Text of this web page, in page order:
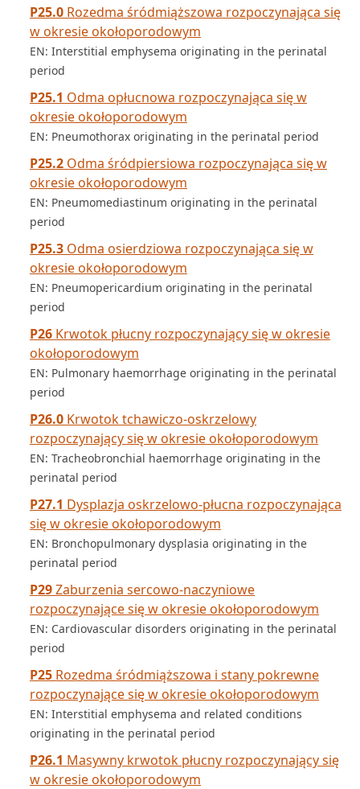
P25.0 Rozedma śródmiąższowa rozpoczynająca się
w okresie okołoporodowym
EN: Interstitial emphysema originating in the perinatal
period
P25.1 Odma opłucnowa rozpoczynająca się w
okresie okołoporodowym
EN: Pneumothorax originating in the perinatal period
P25.2 Odma śródpiersiowa rozpoczynająca się w
okresie okołoporodowym
EN: Pneumomediastinum originating in the perinatal
period
P25.3 Odma osierdziowa rozpoczynająca się w
okresie okołoporodowym
EN: Pneumopericardium originating in the perinatal
period
P26 Krwotok płucny rozpoczynający się w okresie
okołoporodowym
EN: Pulmonary haemorrhage originating in the perinatal
period
P26.0 Krwotok tchawiczo-oskrzelowy
rozpoczynający się w okresie okołoporodowym
EN: Tracheobronchial haemorrhage originating in the
perinatal period
P27.1 Dysplazja oskrzelowo-płucna rozpoczynająca
się w okresie okołoporodowym
EN: Bronchopulmonary dysplasia originating in the
perinatal period
P29Zaburzenia sercowo-naczyniowe
rozpoczynające się w okresie okołoporodowym
EN: Cardiovascular disorders originating in the perinatal
period
P25 Rozedma śródmiąższowa i stany pokrewne
rozpoczynające się w okresie okołoporodowym
EN: Interstitial emphysema and related conditions
originating in the perinatal period
P26.1 Masywny krwotok płucny rozpoczynający się
w okresie okołoporodowym